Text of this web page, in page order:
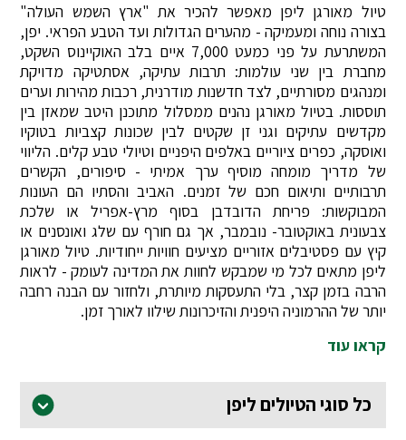
טיול מאורגן ליפן מאפשר להכיר את "ארץ השמש העולה"
בצורה נוחה ומעמיקה - מהערים הגדולות ועד הטבע הפראי. יפן,
המשתרעת על פני כמעט 7,000 איים בלב האוקיינוס השקט,
מחברת בין שני עולמות: תרבות עתיקה, אסתטיקה מדויקת
ומנהגים מסורתיים, לצד חדשנות מודרנית, רכבות מהירות וערים
תוססות. בטיול מאורגן נהנים ממסלול מתוכנן היטב שמאזן בין
מקדשים עתיקים וגני זן שקטים לבין שכונות קצביות בטוקיו
ואוסקה, כפרים ציוריים באלפים היפניים וטיולי טבע קלים. הליווי
של מדריך מומחה מוסיף ערך אמיתי - סיפורים, הקשרים
תרבותיים ותיאום חכם של זמנים. האביב והסתיו הם העונות
המבוקשות: פריחת הדובדבן בסוף מרץ-אפריל או שלכת
צבעונית באוקטובר- נובמבר, אך גם חורף עם שלג ואונסנים או
קיץ עם פסטיבלים אזוריים מציעים חוויות ייחודיות. טיול מאורגן
ליפן מתאים לכל מי שמבקש לחוות את המדינה לעומק - לראות
הרבה בזמן קצר, בלי התעסקות מיותרת, ולחזור עם הבנה רחבה
יותר של ההרמוניה היפנית והזיכרונות שילוו לאורך זמן.
קראו עוד
כל סוגי הטיולים ליפן